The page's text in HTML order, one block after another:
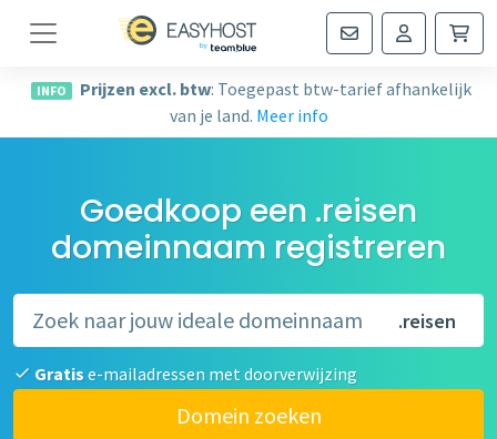
Navigatie
INFO Prijzen excl. btw: Toegepast btw-tarief afhankelijk
van je land. Meer info
Goedkoop een .reisen
domeinnaam registreren
.reisen
Gratise-mailadressen met doorverwijzing
Domein zoeken